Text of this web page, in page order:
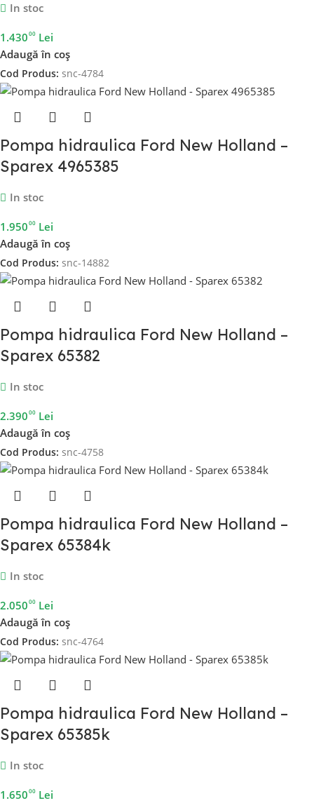
In stoc
1.43000 Lei
Adaugă în coș
Cod Produs: snc-4784
Pompa hidraulica Ford New Holland –
Sparex 4965385
In stoc
1.95000 Lei
Adaugă în coș
Cod Produs: snc-14882
Pompa hidraulica Ford New Holland –
Sparex 65382
In stoc
2.39000 Lei
Adaugă în coș
Cod Produs: snc-4758
Pompa hidraulica Ford New Holland –
Sparex 65384k
In stoc
2.05000 Lei
Adaugă în coș
Cod Produs: snc-4764
Pompa hidraulica Ford New Holland –
Sparex 65385k
In stoc
1.65000 Lei